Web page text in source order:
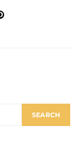
SEARCH